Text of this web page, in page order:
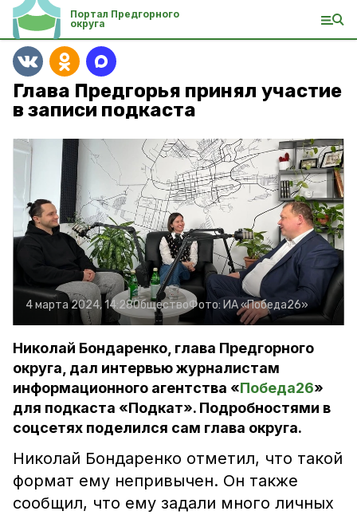
Портал Предгорного
округа
Глава Предгорья принял участие
в записи подкаста
4 марта 2024, 14:28ОбществоФото: ИА «Победа26»
Николай Бондаренко, глава Предгорного
округа, дал интервью журналистам
информационного агентства «Победа26»
для подкаста «Подкат». Подробностями в
соцсетях поделился сам глава округа.
Николай Бондаренко отметил, что такой
формат ему непривычен. Он также
сообщил, что ему задали много личных